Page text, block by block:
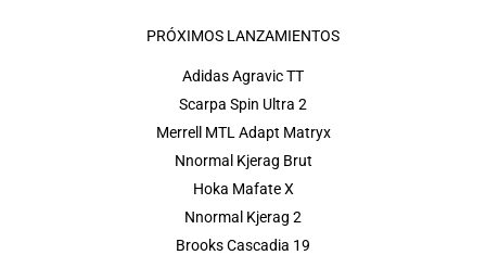
PRÓXIMOS LANZAMIENTOS
Adidas Agravic TT
Scarpa Spin Ultra 2
Merrell MTL Adapt Matryx
Nnormal Kjerag Brut
Hoka Mafate X
Nnormal Kjerag 2
Brooks Cascadia 19